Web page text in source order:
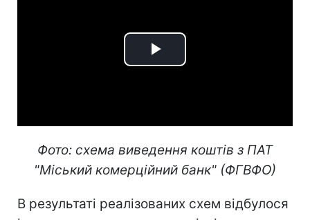
Play
Фото: схема виведення коштів з ПАТ
"Міський комерційний банк" (ФГВФО)
В результаті реалізованих схем відбулося